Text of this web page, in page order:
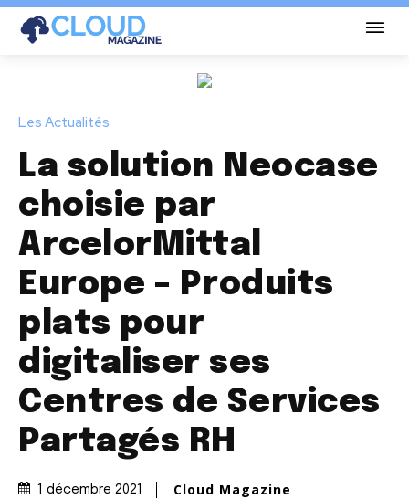
Les Actualités
La solution Neocase
choisie par
ArcelorMittal
Europe – Produits
plats pour
digitaliser ses
Centres de Services
Partagés RH
1 décembre 2021 Cloud Magazine